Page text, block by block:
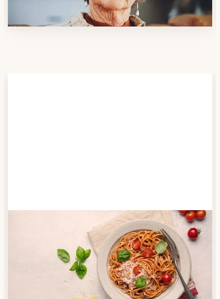
Anbieter finden
Nutzen Sie unsere große Mahlzeiten-Dienst-Suche,
um herauszufinden, welche Anbieter es in Ihrer
Region gibt und welcher am besten zu Ihnen passt.
Verschaffen Sie sich auch einen Überblick über die